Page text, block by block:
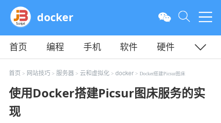
docker
首页 编程 手机 软件
硬件
教程
平面 服务器
首页 > 网站技巧 > 服务器> 云和虚拟化> docker> Docker搭建Picsur图床
使用Docker搭建Picsur图床服务的实
现